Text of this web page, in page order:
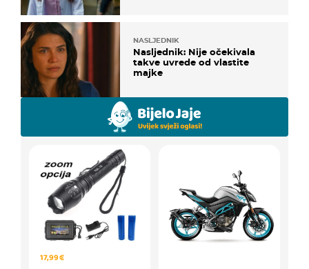
NASLJEDNIK
Nasljednik: Nije očekivala
takve uvrede od vlastite
majke
17,99 €